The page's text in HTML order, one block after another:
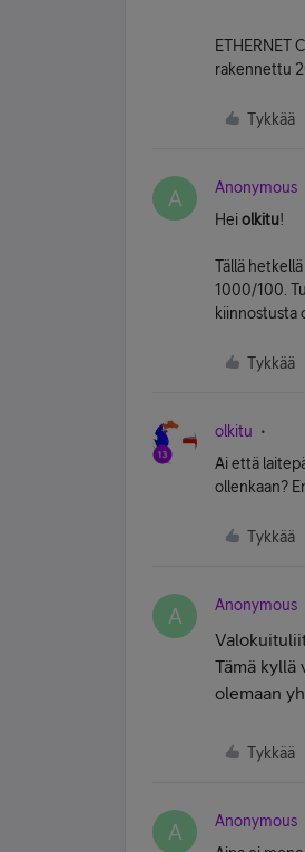
ETHERNET
rakennettu
Tykkää
A Anonymous
Heiolkitu!
Tällä
1000/100.
kiinnostusta
Tykkää
olkitu
Ai että
ollenkaan?
Tykkää
A Anonymous
Tämä kyllä
olemaan
Tykkää
A Anonymous